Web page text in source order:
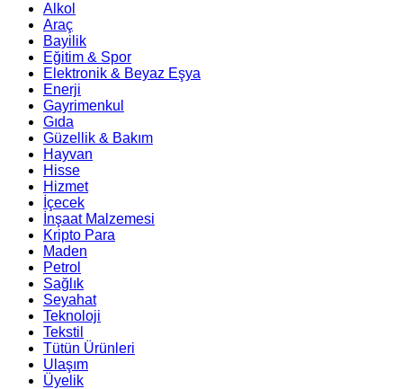
Alkol
Araç
Bayilik
Eğitim & Spor
Elektronik & Beyaz Eşya
Enerji
Gayrimenkul
Gıda
Güzellik & Bakım
Hayvan
Hisse
Hizmet
İçecek
İnşaat Malzemesi
Kripto Para
Maden
Petrol
Sağlık
Seyahat
Teknoloji
Tekstil
Tütün Ürünleri
Ulaşım
Üyelik